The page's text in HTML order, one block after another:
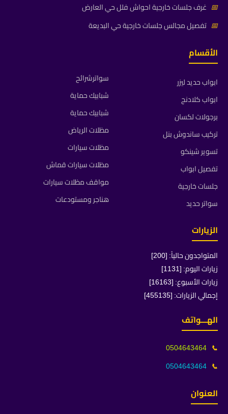
📅 غرف جلسات خارجية احواش فلل حي العارض
📅 تفصيل مجالس جلسات خارجية حي البديعة
الأقسام
ابواب حديد ليزر
ابواب كلادنج
برجولات لكسان
تركيب ساندوش بنل
تسوير شينكو
تفصيل ابواب
جلسات خارجية
سواتر حديد
سواترشرائح
شبابيك حماية
شبابيك حماية
مظلات الرياض
مظلات سيارات
مظلات سيارات قماش
مواقف مظلات سيارات
هناجر ومستودعات
الزيارات
المتواجدون حالياً: [200]
زيارات اليوم: [1131]
زيارات الأسبوع: [16163]
إجمالي الزيارات: [455135]
الهـــواتف
📞
0504643464
📞
0504643464
العنوان